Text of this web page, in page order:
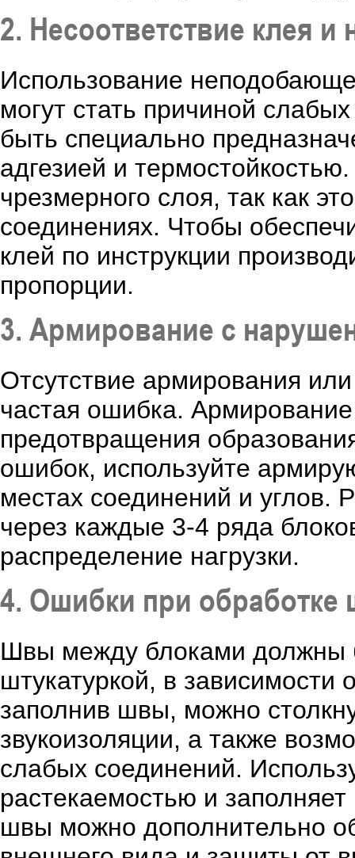
2. Несоответствие клея
Использование
могут стать причиной
быть специально
адгезией и
чрезмерного слоя, так как
соединениях. Чтобы
клей по инструкции
пропорции.
3. Армирование с
Отсутствие армирования
частая ошибка.
предотвращения
ошибок, используйте
местах соединений и углов.
через каждые 3-4 ряда
распределение нагрузки.
4. Ошибки при обработке
Швы между блоками должны
штукатуркой, в зависимости
заполнив швы, можно
звукоизоляции, а также
слабых соединений.
растекаемостью и
швы можно дополнительно